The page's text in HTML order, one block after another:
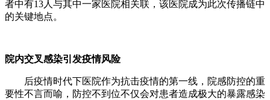
者中有13人与其中一家医院相关联，该医院成为此次传播链中
的关键地点。
院内交叉感染引发疫情风险
后疫情时代下医院作为抗击疫情的第一线，院感防控的重
要性不言而喻，防控不到位不仅会对患者造成极大的暴露感染